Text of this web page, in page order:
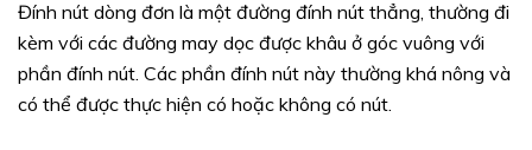
Đính nút dòng đơn là một đường đính nút thẳng, thường đi
kèm với các đường may dọc được khâu ở góc vuông với
phần đính nút. Các phần đính nút này thường khá nông và
có thể được thực hiện có hoặc không có nút.